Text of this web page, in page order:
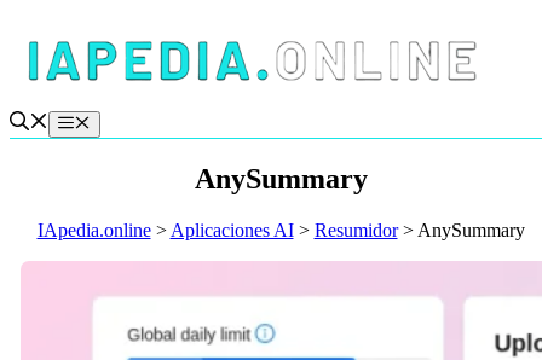
contenido
Menú
AnySummary
IApedia.online> Aplicaciones AI> Resumidor> AnySummary